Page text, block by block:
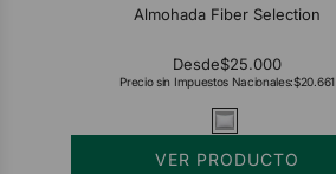
Almohada Fiber Selection
Desde$25.000
Precio sin Impuestos Nacionales:$20.661
VER PRODUCTO